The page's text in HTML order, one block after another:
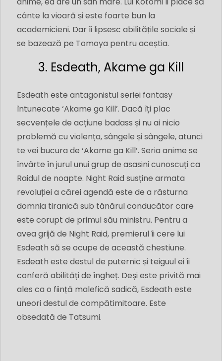
cânte la vioară și este foarte bun la
academicieni. Dar îi lipsesc abilitățile sociale și
se bazează pe Tomoya pentru aceștia.
3. Esdeath, Akame ga Kill
Esdeath este antagonistul seriei fantasy
întunecate ‘Akame ga Kill’. Dacă îți plac
secvențele de acțiune badass și nu ai nicio
problemă cu violența, sângele și sângele, atunci
te vei bucura de ‘Akame ga Kill’. Seria anime se
învârte în jurul unui grup de asasini cunoscuți ca
Raidul de noapte. Night Raid susține armata
revoluției a cărei agendă este de a răsturna
domnia tiranică sub tânărul conducător care
este corupt de primul său ministru. Pentru a
avea grijă de Night Raid, premierul îi cere lui
Esdeath să se ocupe de această chestiune.
Esdeath este destul de puternic și teiguul ei îi
conferă abilități de îngheț. Deși este privită mai
ales ca o ființă malefică sadică, Esdeath este
uneori destul de compătimitoare. Este
obsedată de Tatsumi.